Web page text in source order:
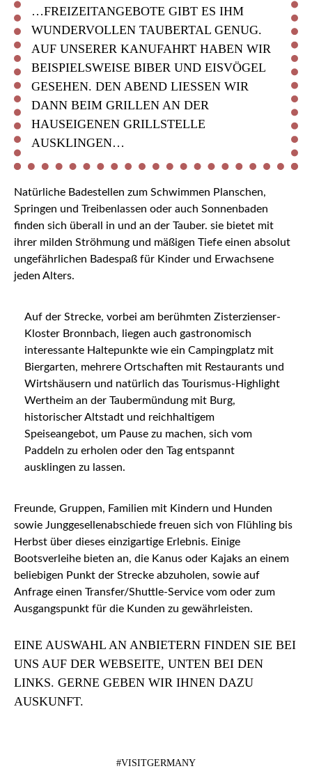
…FREIZEITANGEBOTE GIBT ES IHM
WUNDERVOLLEN TAUBERTAL GENUG.
AUF UNSERER KANUFAHRT HABEN WIR
BEISPIELSWEISE BIBER UND EISVÖGEL
GESEHEN. DEN ABEND LIESSEN WIR D
ANN BEIM GRILLEN AN DER H
AUSEIGENEN GRILLSTELLE A
USKLINGEN…
Natürliche Badestellen zum Schwimmen Planschen,
Springen und Treibenlassen oder auch Sonnenbaden
finden sich überall in und an der Tauber. sie bietet mit
ihrer milden Ströhmung und mäßigen Tiefe einen absolut
ungefährlichen Badespaß für Kinder und Erwachsene
jeden Alters.
Auf der Strecke, vorbei am berühmten Zisterzienser-
Kloster Bronnbach, liegen auch gastronomisch
interessante Haltepunkte wie ein Campingplatz mit
Biergarten, mehrere Ortschaften mit Restaurants und
Wirtshäusern und natürlich das Tourismus-Highlight
Wertheim an der Taubermündung mit Burg,
historischer Altstadt und reichhaltigem
Speiseangebot, um Pause zu machen, sich vom
Paddeln zu erholen oder den Tag entspannt
ausklingen zu lassen.
Freunde, Gruppen, Familien mit Kindern und Hunden
sowie Junggesellenabschiede freuen sich von Flühling bis
Herbst über dieses einzigartige Erlebnis. Einige
Bootsverleihe bieten an, die Kanus oder Kajaks an einem
beliebigen Punkt der Strecke abzuholen, sowie auf
Anfrage einen Transfer/Shuttle-Service vom oder zum
Ausgangspunkt für die Kunden zu gewährleisten.
EINE AUSWAHL AN ANBIETERN FINDEN SIE BEI
UNS AUF DER WEBSEITE, UNTEN BEI DEN
LINKS. GERNE GEBEN WIR IHNEN DAZU
AUSKUNFT.
#VISITGERMANY